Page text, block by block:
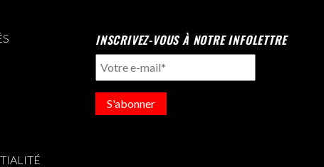
INSCRIVEZ-VOUS À NOTRE INFOLETTRE
S'abonner